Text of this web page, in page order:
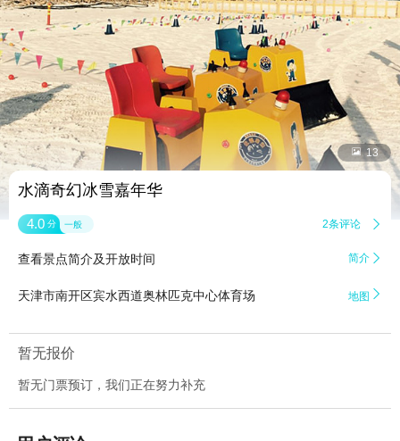
 13
水滴奇幻冰雪嘉年华
4.0 分 一般 2条评论 
查看景点简介及开放时间 简介 
天津市南开区宾水西道奥林匹克中心体育场 地图 
暂无报价
暂无门票预订，我们正在努力补充
